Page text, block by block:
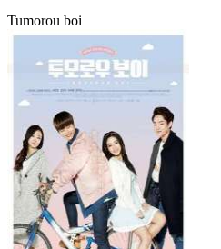
Tumorou boi